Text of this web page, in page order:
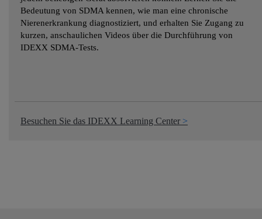
Bedeutung von SDMA kennen, wie man eine chronische
Nierenerkrankung diagnostiziert, und erhalten Sie Zugang zu
kurzen, anschaulichen Videos über die Durchführung von
IDEXX SDMA-Tests.
Besuchen Sie das IDEXX Learning Center